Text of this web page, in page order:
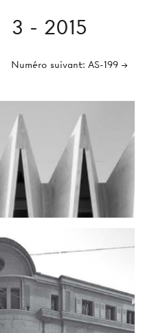
3 - 2015
Numéro suivant: AS-199 →